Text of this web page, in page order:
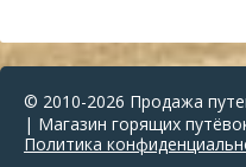
© 2010-2026 Продажа
| Магазин горящих
Политика